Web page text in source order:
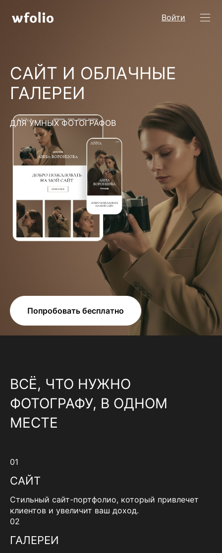
Войти
САЙТ И ОБЛАЧНЫЕ
ГАЛЕРЕИ
ДЛЯ УМНЫХ ФОТОГРАФОВ
Попробовать бесплатно
ВСЁ, ЧТО НУЖНО
ФОТОГРАФУ, В ОДНОМ
МЕСТЕ
01
САЙТ
Стильный сайт-портфолио, который привлечет
клиентов и увеличит ваш доход.
02
ГАЛЕРЕИ